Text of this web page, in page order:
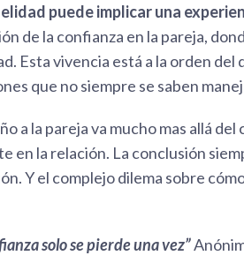
puede implicar una
de la confianza en la pareja,
Esta vivencia está a la orden
que no siempre se saben
a la pareja va mucho mas allá
en la relación. La conclusión
Y el complejo dilema sobre
solo se pierde una vez”